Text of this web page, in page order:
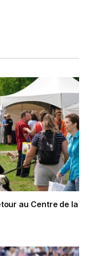
au Centre de la